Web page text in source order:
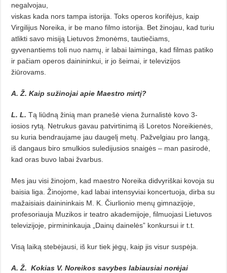
negalvojau,
viskas kada nors tampa istorija. Toks operos korifėjus, kaip
Virgilijus Noreika, ir be mano filmo istorija. Bet žinojau, kad turiu
atlikti savo misiją Lietuvos žmonėms, tautiečiams,
gyvenantiems toli nuo namų, ir labai laiminga, kad filmas patiko
ir pačiam operos dainininkui, ir jo šeimai, ir televizijos
žiūrovams.
A. Ž. Kaip sužinojai apie Maestro mirtį?
L. L. Tą liūdną žinią man pranešė viena žur­nalistė kovo 3-
iosios rytą. Netrukus gavau patvirtinimą iš Loretos Noreikienės,
su kuria bendraujame jau daugelį metų. Pažvelgiau pro langą,
iš dangaus biro smulkios suledijusios snaigės – man pasirodė,
kad oras buvo labai žvarbus.
Mes jau visi žinojom, kad maestro Noreika didvyriškai kovoja su
baisia liga. Žinojome, kad labai intensyviai koncertuoja, dirba su
mažaisiais dainininkais M. K. Čiurlionio menų gimnazijoje,
profesoriauja Muzikos ir teatro akademijoje, filmuojasi Lietuvos
televizijoje, pirmininkauja „Dainų dainelės” konkursui ir t.t.
Visą laiką stebėjausi, iš kur tiek jėgų, kaip jis visur suspėja.
A. Ž. Kokias V. Noreikos savybes labiausiai norėjai